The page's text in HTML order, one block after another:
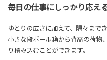
毎日の仕事にしっかり応え
ゆとりの広さに加えて、隅々まで
小さな段ボール箱から背高の荷物
り積み込むことができます。